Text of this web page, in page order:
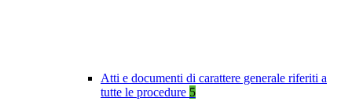
Atti e documenti di carattere generale riferiti a
tutte le procedure 5